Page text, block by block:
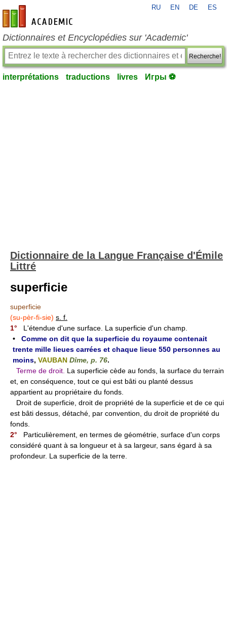
fr-academic.com
RU EN DE ES
Dictionnaires et Encyclopédies sur 'Academic'
Recherche!
interprétations traductions livres Игры ⚽
Dictionnaire de la Langue Française d'Émile
Littré
superficie
superficie
(su-pèr-fi-sie) s. f.
1° L'étendue d'une surface. La superficie d'un champ.
• Comme on dit que la superficie du royaume contenait
trente mille lieues carrées et chaque lieue 550 personnes au
moins, VAUBAN Dîme, p. 76.
Terme de droit. La superficie cède au fonds, la surface du terrain
et, en conséquence, tout ce qui est bâti ou planté dessus
appartient au propriétaire du fonds.
Droit de superficie, droit de propriété de la superficie et de ce qui
est bâti dessus, détaché, par convention, du droit de propriété du
fonds.
2° Particulièrement, en termes de géométrie, surface d'un corps
considéré quant à sa longueur et à sa largeur, sans égard à sa
profondeur. La superficie de la terre.